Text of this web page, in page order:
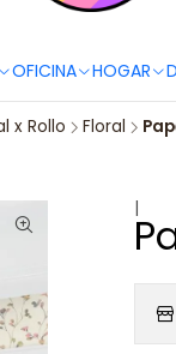
OFICINA HOGAR
x Rollo Floral
|